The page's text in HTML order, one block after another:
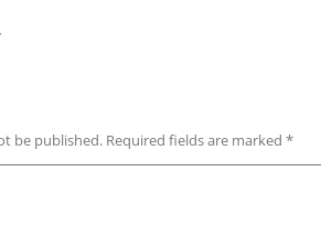
be published. Required fields are marked *